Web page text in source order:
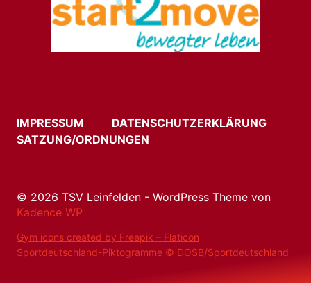
IMPRESSUM
DATENSCHUTZERKLÄRUNG
SATZUNG/ORDNUNGEN
© 2026 TSV Leinfelden - WordPress Theme von
Kadence WP
Gym icons created by Freepik – Flaticon
Sportdeutschland-Piktogramme © DOSB/Sportdeutschland